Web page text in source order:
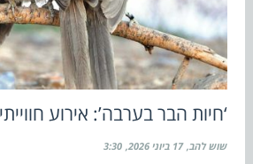
‘חיות הבר בערבה’: אירוע
שוש להב 17 ביוני 2026 3:30